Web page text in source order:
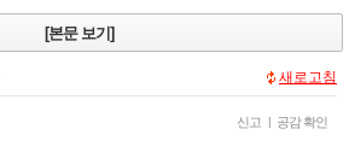
[본문 보기]
새로고침
신고 | 공감 확인